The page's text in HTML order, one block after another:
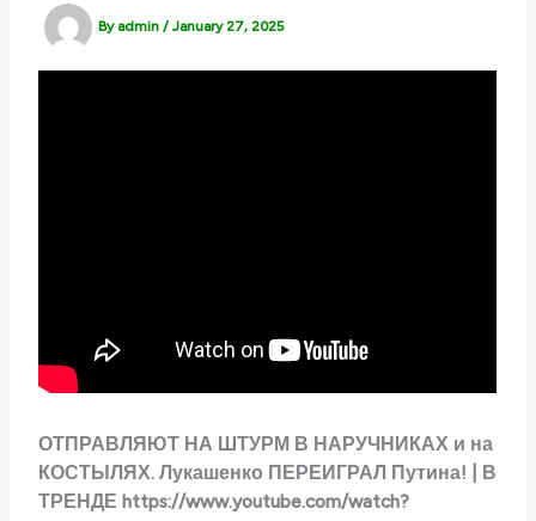
By admin/January 27, 2025
ОТПРАВЛЯЮТ НА ШТУРМ В НАРУЧНИКАХ и на
КОСТЫЛЯХ. Лукашенко ПЕРЕИГРАЛ Путина! | В
ТРЕНДЕ https://www.youtube.com/watch?